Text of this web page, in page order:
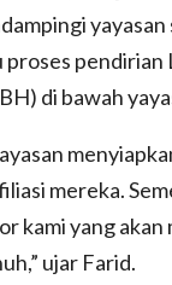
pendirian
di bawah
mereka.
kami yang akan
ujar Farid.